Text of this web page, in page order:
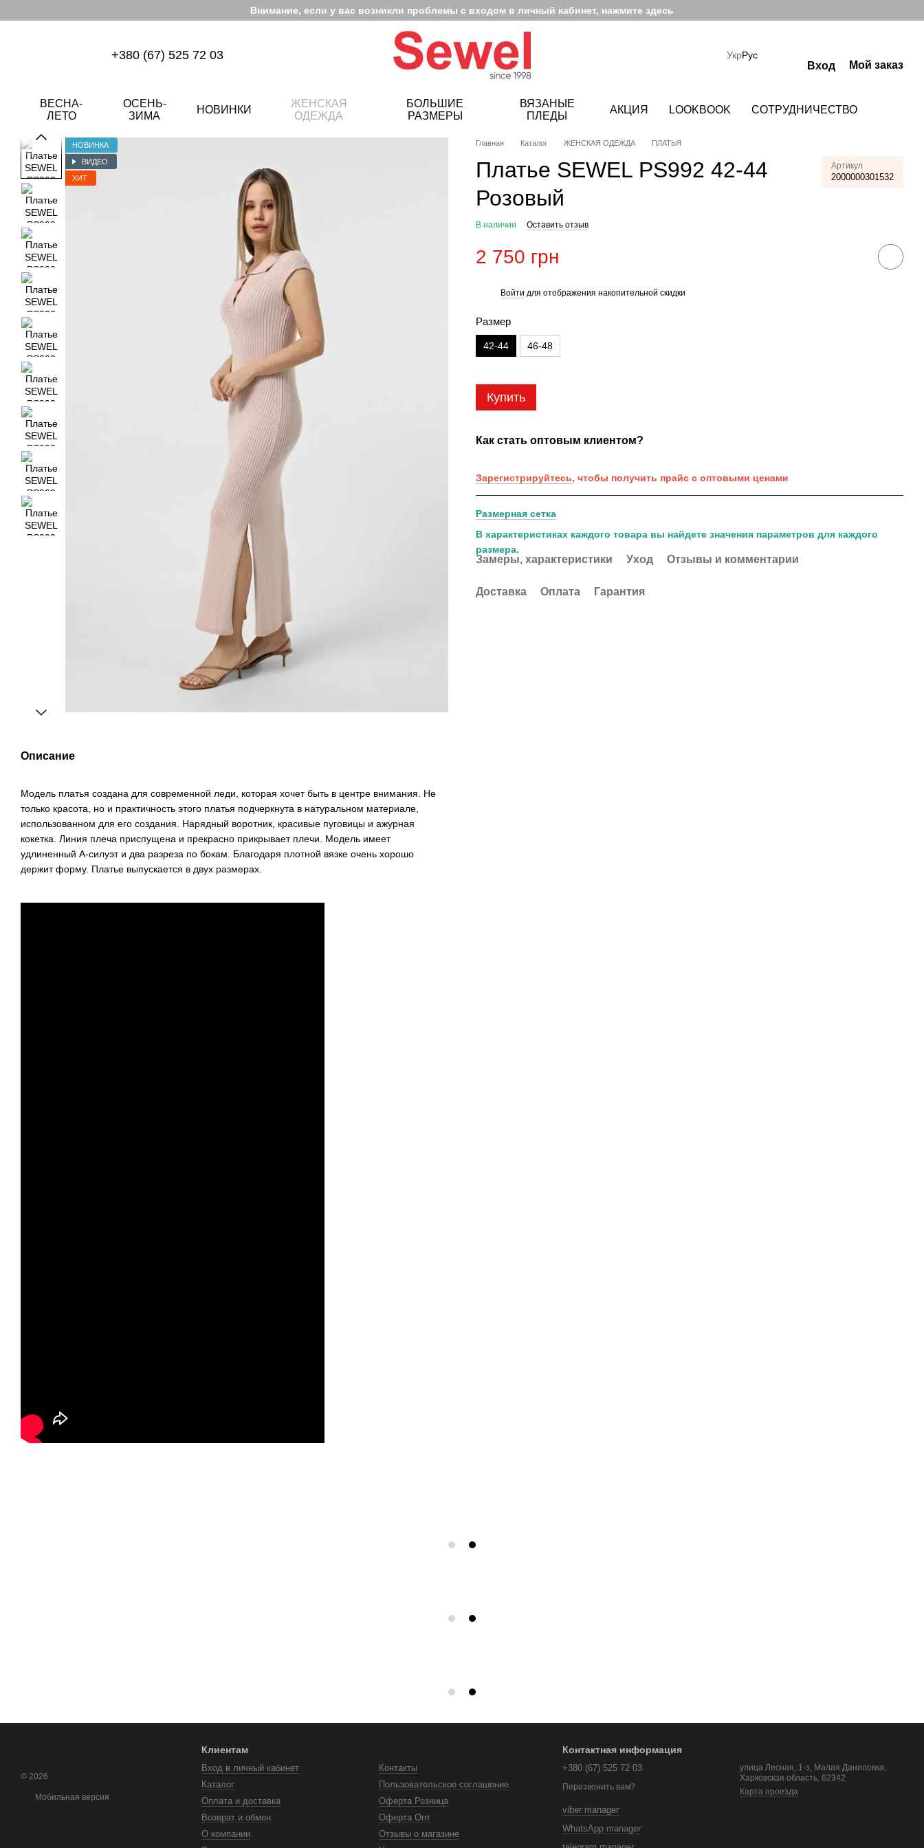
Внимание, если у вас возникли проблемы с входом в личный кабинет, нажмите здесь
+380 (67) 525 72 03 УкрРус
Вход Мой заказ
ВЕСНА-
ЛЕТО
ОСЕНЬ-
ЗИМА
НОВИНКИ
ЖЕНСКАЯ
ОДЕЖДА
БОЛЬШИЕ
РАЗМЕРЫ
ВЯЗАНЫЕ
ПЛЕДЫ
АКЦИЯ LOOKBOOK СОТРУДНИЧЕСТВО
НОВИНКА
ВИДЕО
ХИТ
Описание
Модель платья создана для современной леди, которая хочет быть в центре внимания. Не
только красота, но и практичность этого платья подчеркнута в натуральном материале,
использованном для его создания. Нарядный воротник, красивые пуговицы и ажурная
кокетка. Линия плеча приспущена и прекрасно прикрывает плечи. Модель имеет
удлиненный А-силуэт и два разреза по бокам. Благодаря плотной вязке очень хорошо
держит форму. Платье выпускается в двух размерах.
Главная Каталог ЖЕНСКАЯ ОДЕЖДА ПЛАТЬЯ
Платье SEWEL PS992 42-44
Розовый
Артикул
2000000301532
В наличии Оставить отзыв
2 750 грн
Войти для отображения накопительной скидки
Размер
42-44 46-48
Купить
Как стать оптовым клиентом?
Зарегистрируйтесь, чтобы получить прайс с оптовыми ценами
Размерная сетка
В характеристиках каждого товара вы найдете значения параметров для каждого
размера.
Замеры, характеристики Уход Отзывы и комментарии
Доставка Оплата Гарантия
© 2026
Мобильная версия
Клиентам
Вход в личный кабинет
Каталог
Оплата и доставка
Возврат и обмен
О компании
Контакты
Пользовательское соглашение
Оферта Розница
Оферта Опт
Отзывы о магазине
Контактная информация
+380 (67) 525 72 03
Перезвонить вам?
viber manager
WhatsApp manager
улица Лесная, 1-з, Малая Даниловка,
Харковская область, 62342
Карта проезда